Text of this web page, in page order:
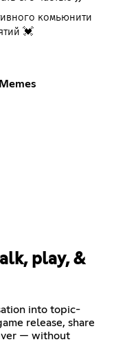
комьюнити
💓
Memes
play, &
into topic-
release, share
— without